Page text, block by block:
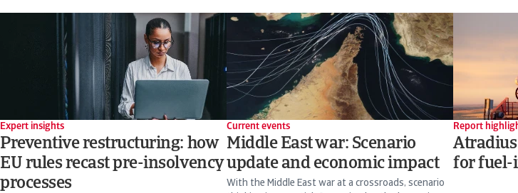
Expert insights
Preventive restructuring: how
EU rules recast pre-insolvency
processes
Current events
Middle East war: Scenario
update and economic impact
With the Middle East war at a crossroads, scenario
Report
for fuel-